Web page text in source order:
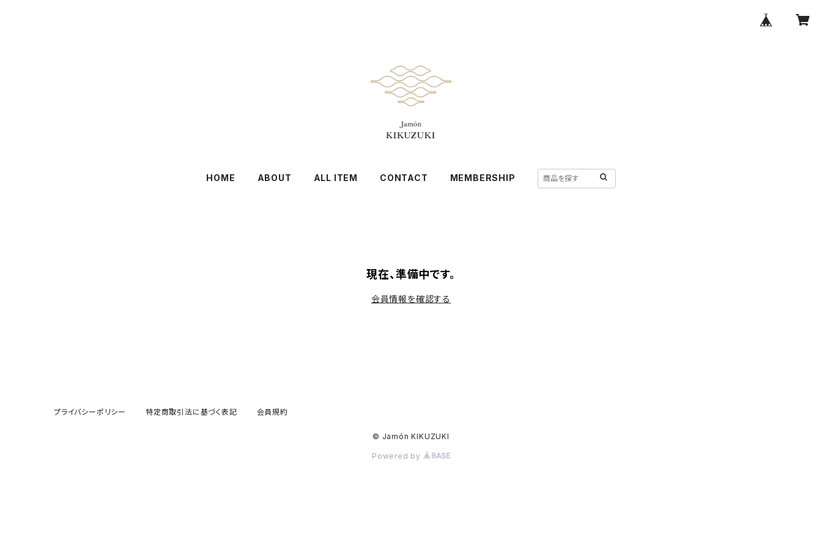
HOME ABOUT ALL ITEM CONTACT MEMBERSHIP
現在、準備中です。
会員情報を確認する
プライバシーポリシー 特定商取引法に基づく表記 会員規約
© Jamón KIKUZUKI
Powered by